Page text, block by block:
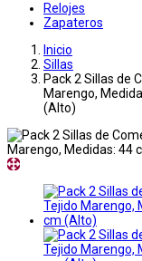
Relojes
Zapateros
Inicio
Sillas
Pack 2 Sillas de
Marengo,
(Alto)